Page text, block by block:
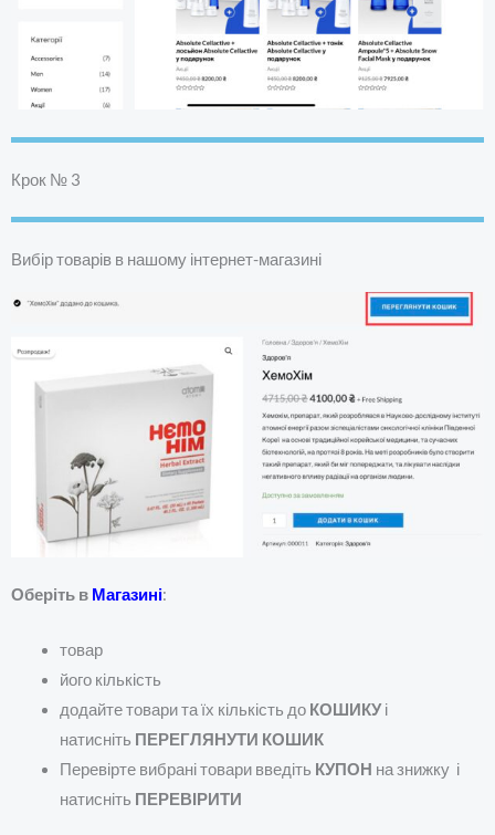
Крок № 3
Вибір товарів в нашому інтернет-магазині
Оберіть в Магазині:
товар
його кількість
додайте товари та їх кількість до КОШИКУі
натисніть ПЕРЕГЛЯНУТИ КОШИК
Перевірте вибрані товари введіть КУПОН на знижку і
натисніть ПЕРЕВІРИТИ